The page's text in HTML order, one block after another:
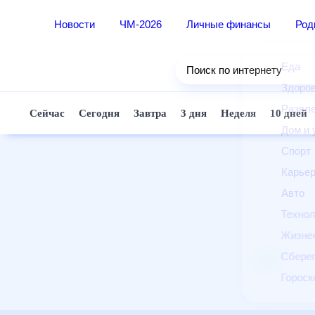
Новости ЧМ-2026 Личные финансы
Еда
Дом
Спорт
Авто
Поиск по интернету
Сейчас Сегодня Завтра 3 дня Неделя 10